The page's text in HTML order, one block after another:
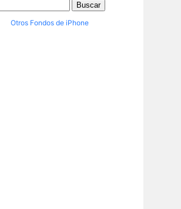
Otros Fondos de iPhone